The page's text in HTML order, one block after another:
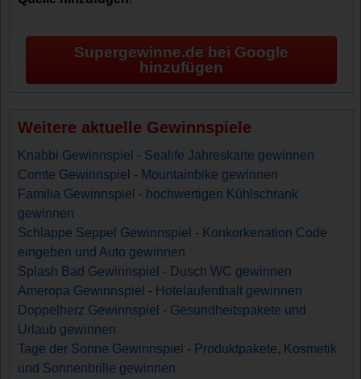
Supergewinne.de bei Google
hinzufügen
Weitere aktuelle Gewinnspiele
Knabbi Gewinnspiel - Sealife Jahreskarte gewinnen
Comte Gewinnspiel - Mountainbike gewinnen
Familia Gewinnspiel - hochwertigen Kühlschrank
gewinnen
Schlappe Seppel Gewinnspiel - Konkorkenation Code
eingeben und Auto gewinnen
Splash Bad Gewinnspiel - Dusch WC gewinnen
Ameropa Gewinnspiel - Hotelaufenthalt gewinnen
Doppelherz Gewinnspiel - Gesundheitspakete und
Urlaub gewinnen
Tage der Sonne Gewinnspiel - Produktpakete, Kosmetik
und Sonnenbrille gewinnen